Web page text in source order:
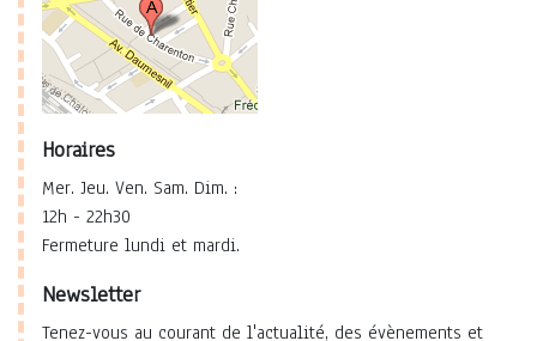
Horaires
Mer. Jeu. Ven. Sam. Dim. :
12h - 22h30
Fermeture lundi et mardi.
Newsletter
Tenez-vous au courant de l'actualité, des évènements et